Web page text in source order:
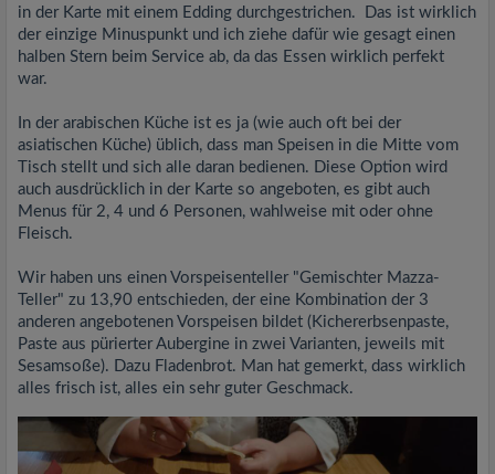
in der Karte mit einem Edding durchgestrichen. Das ist wirklich
der einzige Minuspunkt und ich ziehe dafür wie gesagt einen
halben Stern beim Service ab, da das Essen wirklich perfekt
war.
In der arabischen Küche ist es ja (wie auch oft bei der
asiatischen Küche) üblich, dass man Speisen in die Mitte vom
Tisch stellt und sich alle daran bedienen. Diese Option wird
auch ausdrücklich in der Karte so angeboten, es gibt auch
Menus für 2, 4 und 6 Personen, wahlweise mit oder ohne
Fleisch.
Wir haben uns einen Vorspeisenteller "Gemischter Mazza-
Teller" zu 13,90 entschieden, der eine Kombination der 3
anderen angebotenen Vorspeisen bildet (Kichererbsenpaste,
Paste aus pürierter Aubergine in zwei Varianten, jeweils mit
Sesamsoße). Dazu Fladenbrot. Man hat gemerkt, dass wirklich
alles frisch ist, alles ein sehr guter Geschmack.